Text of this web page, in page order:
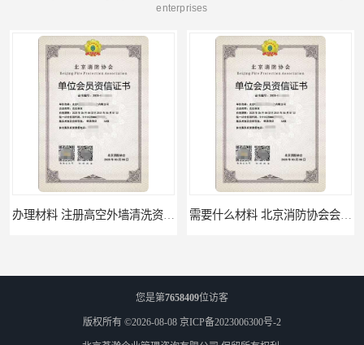
enterprises
您是第7658409位访客
版权所有 ©2026-08-08 京ICP备2023006300号-2